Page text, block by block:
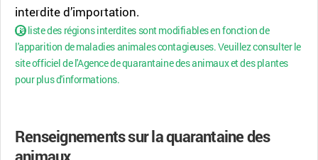
interdite d’importation.
La liste des régions interdites sont modifiables en fonction de
l'apparition de maladies animales contagieuses. Veuillez consulter le
site officiel de l'Agence de quarantaine des animaux et des plantes
pour plus d'informations.
Renseignements sur la quarantaine des